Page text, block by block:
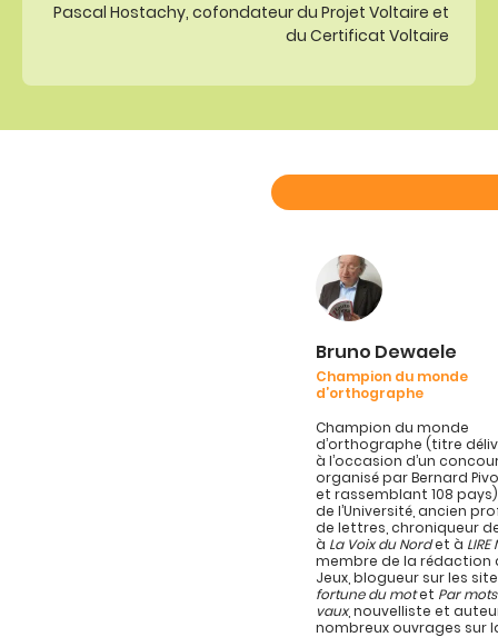
Pascal Hostachy, cofondateur du Projet Voltaire et
du Certificat Voltaire
Bruno Dewaele
Champion du monde
d’orthographe
Champion du monde
d’orthographe (titre
à l’occasion d’un
organisé par Bernard
et rassemblant 108
de l’Université, ancien
de lettres, chroniqueur
à La Voix du Nordet à
membre de la rédaction
Jeux, blogueur sur les
fortune du motet Par
vaux, nouvelliste et
nombreux ouvrages sur